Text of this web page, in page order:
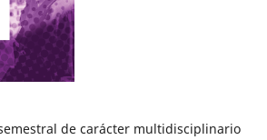
de carácter multidisciplinario